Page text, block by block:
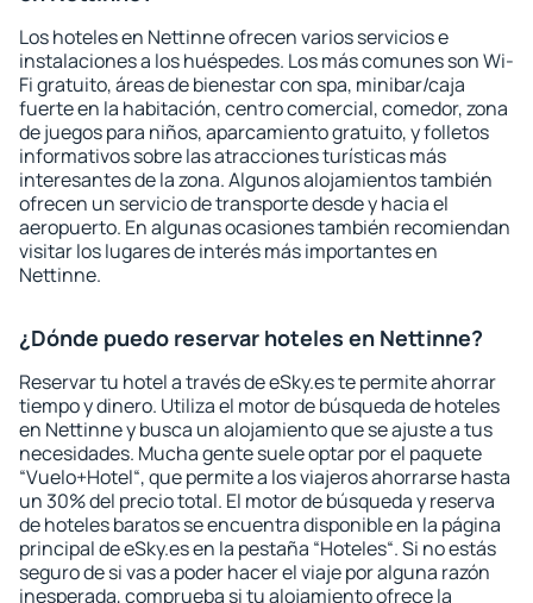
Los hoteles en Nettinne ofrecen varios servicios e
instalaciones a los huéspedes. Los más comunes son Wi-
Fi gratuito, áreas de bienestar con spa, minibar/caja
fuerte en la habitación, centro comercial, comedor, zona
de juegos para niños, aparcamiento gratuito, y folletos
informativos sobre las atracciones turísticas más
interesantes de la zona. Algunos alojamientos también
ofrecen un servicio de transporte desde y hacia el
aeropuerto. En algunas ocasiones también recomiendan
visitar los lugares de interés más importantes en
Nettinne.
¿Dónde puedo reservar hoteles en Nettinne?
Reservar tu hotel a través de eSky.es te permite ahorrar
tiempo y dinero. Utiliza el motor de búsqueda de hoteles
en Nettinne y busca un alojamiento que se ajuste a tus
necesidades. Mucha gente suele optar por el paquete
“Vuelo+Hotel“, que permite a los viajeros ahorrarse hasta
un 30% del precio total. El motor de búsqueda y reserva
de hoteles baratos se encuentra disponible en la página
principal de eSky.es en la pestaña “Hoteles“. Si no estás
seguro de si vas a poder hacer el viaje por alguna razón
inesperada, comprueba si tu alojamiento ofrece la